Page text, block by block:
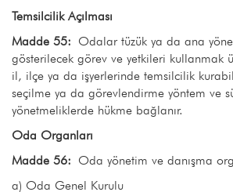
Temsilcilik Açılması
Madde 55: Odalar tüzük ya da ana
gösterilecek görev ve yetkileri kullanmak
il, ilçe ya da işyerlerinde temsilcilik
seçilme ya da görevlendirme yöntem ve
yönetmeliklerde hükme bağlanır.
Oda Organları
Madde 56: Oda yönetim ve danışma
a) Oda Genel Kurulu